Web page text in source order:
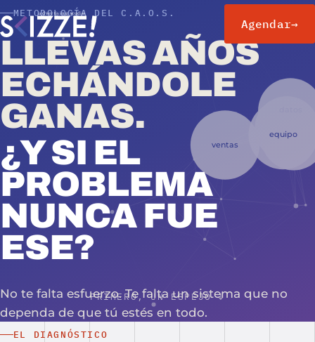
Agendar→
METODOLOGÍA DEL C.A.O.S.
LLEVAS AÑOS
ECHÁNDOLE
GANAS.
¿Y SI EL
PROBLEMA
NUNCA FUE
ESE?
No te falta esfuerzo. Te falta un sistema que no
dependa de que tú estés en todo.
PRIMERO, UN ESPEJO ↓
EL DIAGNÓSTICO